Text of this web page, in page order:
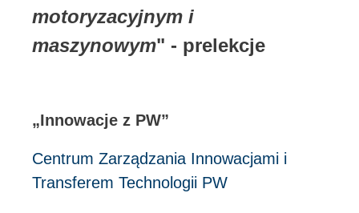
motoryzacyjnym i
maszynowym" - prelekcje
„Innowacje z PW”
Centrum Zarządzania Innowacjami i
Transferem Technologii PW